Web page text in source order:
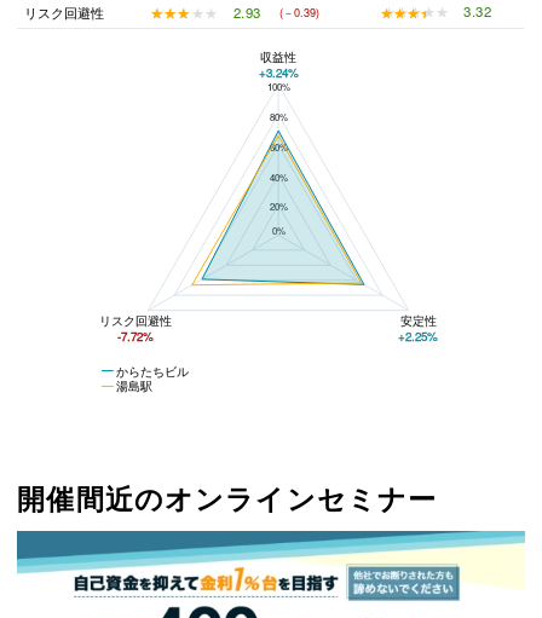
リスク回避性
★★★★★
★★★★★ 2.93 (－0.39) ★★★★★
★★★★★ 3.32
からたちビルと湯島駅の平均値の総合評価の比較
100%
80%
60%
40%
20%
0%
からたちビル
湯島駅
収益性
+3.24%
リスク回避性
-7.72%
安定性
+2.25%
開催間近のオンラインセミナー